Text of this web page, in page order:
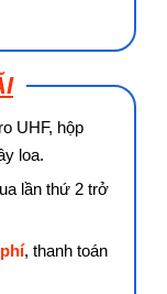
UHF, hộp
loa.
lần thứ 2 trở
, thanh toán